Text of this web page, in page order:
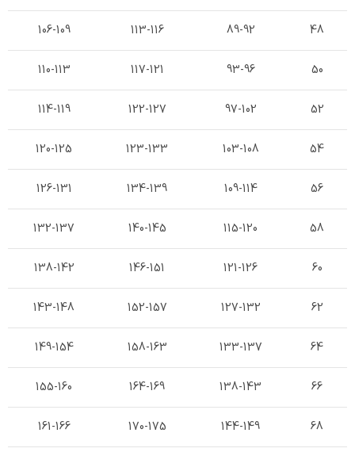
48
89-92
113-116
106-109
50
93-96
117-121
110-113
52
97-102
122-127
114-119
54
103-108
123-133
120-125
56
109-114
134-139
126-131
58
115-120
140-145
132-137
60
121-126
146-151
138-142
62
127-132
152-157
143-148
64
133-137
158-163
149-154
66
138-143
164-169
155-160
68
144-149
170-175
161-166